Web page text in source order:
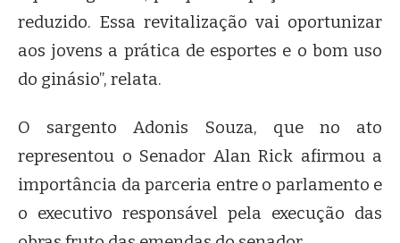
reduzido. Essa revitalização vai oportunizar
aos jovens a prática de esportes e o bom uso
do ginásio”, relata.
O sargento Adonis Souza, que no ato
representou o Senador Alan Rick afirmou a
importância da parceria entre o parlamento e
o executivo responsável pela execução das